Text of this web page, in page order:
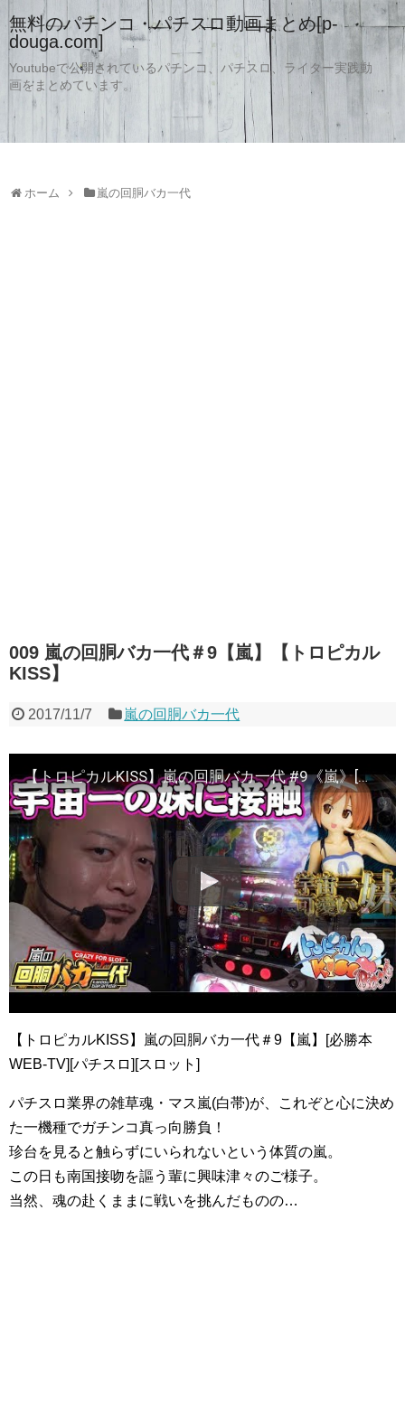
無料のパチンコ・パチスロ動画まとめ[p-
douga.com]
Youtubeで公開されているパチンコ、パチスロ、ライター実践動
画をまとめています。
ホーム 嵐の回胴バカ一代
009 嵐の回胴バカ一代＃9【嵐】【トロピカル
KISS】
2017/11/7 嵐の回胴バカ一代
【トロピカルKISS】嵐の回胴バカ一代 #9《嵐》[必勝本WEB-TV][パチスロ][スロット]
【トロピカルKISS】嵐の回胴バカ一代＃9【嵐】[必勝本
WEB-TV][パチスロ][スロット]
パチスロ業界の雑草魂・マス嵐(白帯)が、これぞと心に決め
た一機種でガチンコ真っ向勝負！
珍台を見ると触らずにいられないという体質の嵐。
この日も南国接吻を謳う輩に興味津々のご様子。
当然、魂の赴くままに戦いを挑んだものの…